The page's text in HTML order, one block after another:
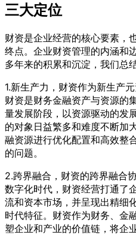
三大定位
财资是企业经营的核心要素，
终点。企业财资管理的内涵和
多年来的积累和沉淀，我们总
1.新生产力，财资作为新生产
财资是财务金融资产与资源的
量发展阶段，以资源驱动的发
的对象日益繁多和难度不断加
融资源进行优化配置和高效整
的问题。
2.跨界融合，财资的跨界融合
数字化时代，财资经营打通了
流和资本市场，并呈现出精细
时代特征。财资作为财务、金
塑企业和产业的价值链，将企